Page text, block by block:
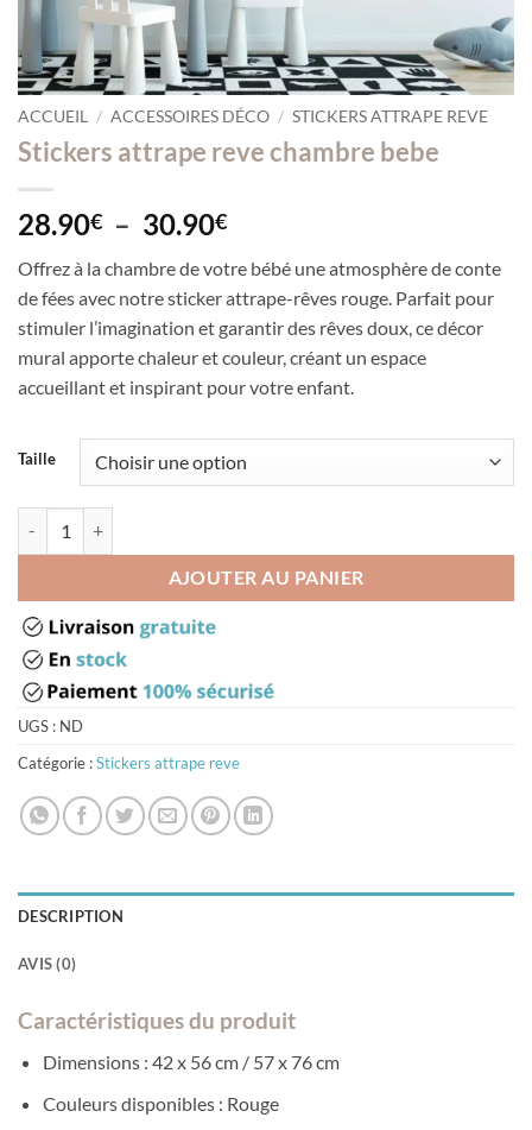
ACCUEIL / ACCESSOIRES DÉCO / STICKERS ATTRAPE REVE
Stickers attrape reve chambre bebe
28.90€ – 30.90€Plage
prix :
28.90€
à
30.90€
Offrez à la chambre de votre bébé une atmosphère de conte
de fées avec notre sticker attrape-rêves rouge. Parfait pour
stimuler l’imagination et garantir des rêves doux, ce décor
mural apporte chaleur et couleur, créant un espace
accueillant et inspirant pour votre enfant.
Taille
AJOUTER AU PANIER
UGS : ND
Catégorie :Stickers attrape reve
DESCRIPTION
AVIS (0)
Caractéristiques du produit
Dimensions : 42 x 56 cm / 57 x 76 cm
Couleurs disponibles : Rouge